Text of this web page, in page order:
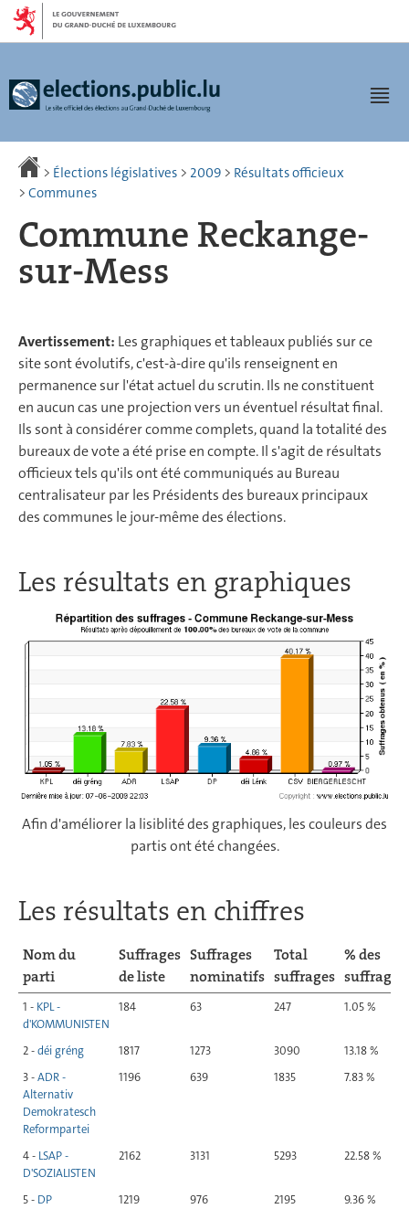
Aller
navigation
Aller
> Élections législatives > 2009 > Résultats officieux
> Communes
Commune Reckange-
sur-Mess
Avertissement: Les graphiques et tableaux publiés sur ce
site sont évolutifs, c'est-à-dire qu'ils renseignent en
permanence sur l'état actuel du scrutin. Ils ne constituent
en aucun cas une projection vers un éventuel résultat final.
Ils sont à considérer comme complets, quand la totalité des
bureaux de vote a été prise en compte. Il s'agit de résultats
officieux tels qu'ils ont été communiqués au Bureau
centralisateur par les Présidents des bureaux principaux
des communes le jour-même des élections.
Les résultats en graphiques
Afin d'améliorer la lisiblité des graphiques, les couleurs des
partis ont été changées.
Les résultats en chiffres
Nom du
parti
Suffrages
de liste
Suffrages
nominatifs
Total
suffrages
% des
suffrages
1 - KPL -
d'KOMMUNISTEN
184 63 247 1.05 %
2 -déi gréng 1817 1273 3090
13.18 %
3 -ADR -
Alternativ
Demokratesch
Reformpartei
1196 639 1835 7.83 %
4 - LSAP -
D'SOZIALISTEN
2162 3131 5293 22.58 %
5 - DP 1219 976 2195
9.36 %